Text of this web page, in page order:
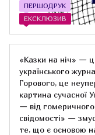
ПЕРШОДРУК
ЕКСКЛЮЗИВ
«Казки на ніч» —
українського
Горового, це
картина сучасної
— від
свідомості» —
те, що є основою